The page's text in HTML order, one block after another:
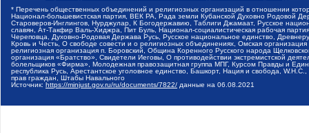
* Перечень общественных объединений и религиозных организаций в отношении
Национал-большевистская партия, ВЕК РА, Рада земли Кубанской Духовно Родовой
Староверов-Инглингов, Нурджулар, К Богодержавию, Таблиги Джамаат, Русское
славян, Ат-Такфир Валь-Хиджра, Пит Буль, Национал-социалистическая рабочая
Череповца, Духовно-Родовая Держава Русь, Русское национальное единство,
Кровь и Честь, О свободе совести и о религиозных объединениях, Омская
религиозная организация п. Боровский, Община Коренного Русского народа
организация «Братство», Свидетели Иеговы, О противодействии экстремистской
болельщиков «Фирма», Молодежная правозащитная группа МПГ, Курсом Правды и
республика Русь, Арестантское уголовное единство, Башкорт, Нация и свобода,
прав граждан, Штабы Навального
Источник: https://minjust.gov.ru/ru/documents/7822/ данные на 06.08.2021